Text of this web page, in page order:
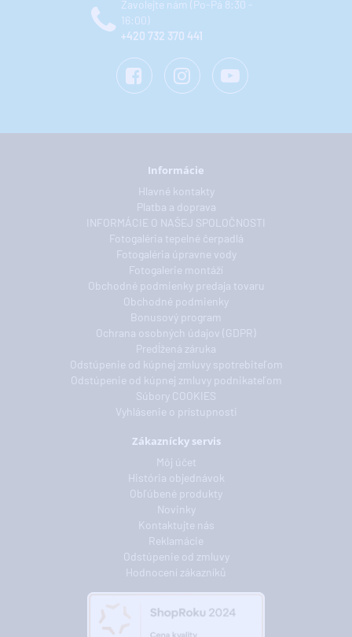
Zavolejte nám (Po-Pá 8:30 -
16:00)
+420 732 370 441
Informácie
Hlavné kontakty
Platba a doprava
INFORMÁCIE O NAŠEJ SPOLOČNOSTI
Fotogaléria tepelné čerpadlá
Fotogaléria úpravne vody
Fotogalerie montáží
Obchodné podmienky predaja tovaru
Obchodné podmienky
Bonusový program
Ochrana osobných údajov (GDPR)
Predĺžená záruka
Odstúpenie od kúpnej zmluvy spotrebiteľom
Odstúpenie od kúpnej zmluvy podnikateľom
Súbory COOKIES
Vyhlásenie o prístupnosti
Zákaznícky servis
Môj účet
História objednávok
Obľúbené produkty
Novinky
Kontaktujte nás
Reklamácie
Odstúpenie od zmluvy
Hodnocení zákazníků